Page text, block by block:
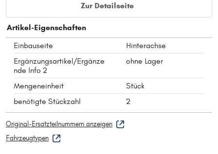
Zur Detailseite
Artikel-Eigenschaften
Einbauseite
Hinterachse
Ergänzungsartikel/Ergänze
nde Info 2
ohne Lager
Mengeneinheit
Stück
benötigte Stückzahl
2
Original-Ersatzteilnummern anzeigen
Fahrzeugtypen